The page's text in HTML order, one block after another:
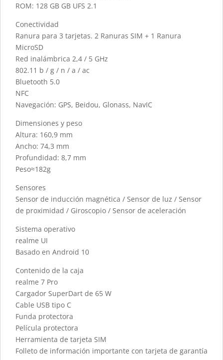
ROM: 128 GB GB UFS 2.1
Conectividad
Ranura para 3 tarjetas. 2 Ranuras SIM + 1 Ranura
MicroSD
Red inalámbrica 2,4 / 5 GHz
802.11 b / g / n / a / ac
Bluetooth 5.0
NFC
Navegación: GPS, Beidou, Glonass, NavIC
Dimensiones y peso
Altura: 160,9 mm
Ancho: 74,3 mm
Profundidad: 8,7 mm
Peso≈182g
Sensores
Sensor de inducción magnética / Sensor de luz / Sensor
de proximidad / Giroscopio / Sensor de aceleración
Sistema operativo
realme UI
Basado en Android 10
Contenido de la caja
realme 7 Pro
Cargador SuperDart de 65 W
Cable USB tipo C
Funda protectora
Película protectora
Herramienta de tarjeta SIM
Folleto de información importante con tarjeta de garantía